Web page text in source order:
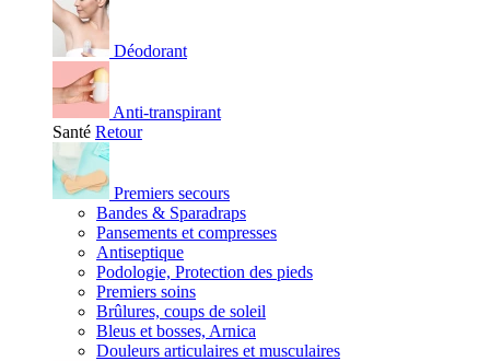
Déodorant
Anti-transpirant
Santé Retour
Premiers secours
Bandes & Sparadraps
Pansements et compresses
Antiseptique
Podologie, Protection des pieds
Premiers soins
Brûlures, coups de soleil
Bleus et bosses, Arnica
Douleurs articulaires et musculaires